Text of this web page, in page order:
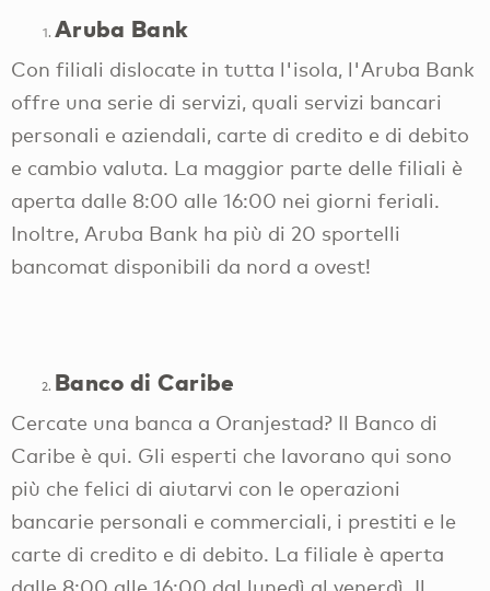
Aruba Bank
Con filiali dislocate in tutta l'isola, l'Aruba Bank
offre una serie di servizi, quali servizi bancari
personali e aziendali, carte di credito e di debito
e cambio valuta. La maggior parte delle filiali è
aperta dalle 8:00 alle 16:00 nei giorni feriali.
Inoltre, Aruba Bank ha più di 20 sportelli
bancomat disponibili da nord a ovest!
Banco di Caribe
Cercate una banca a Oranjestad? Il Banco di
Caribe è qui. Gli esperti che lavorano qui sono
più che felici di aiutarvi con le operazioni
bancarie personali e commerciali, i prestiti e le
carte di credito e di debito. La filiale è aperta